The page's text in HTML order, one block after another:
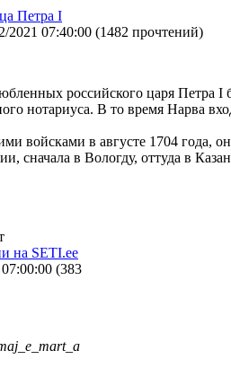
Петра I
2021 07:40:00 (1482 прочтений)
российского царя
нотариуса. В то время Нарва
войсками в августе 1704 года,
сначала в Вологду, оттуда в
на SETI.ee
(383